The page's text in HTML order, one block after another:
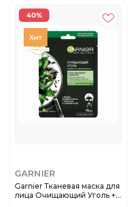
40%
GARNIER
Garnier Тканевая маска для
лица Очищающий Уголь +